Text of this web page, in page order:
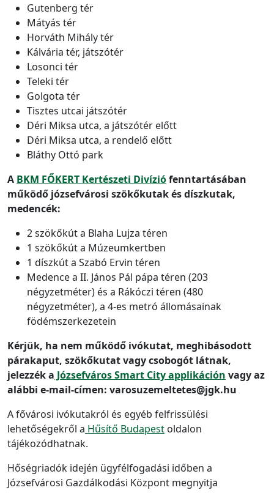
Gutenberg tér
Mátyás tér
Horváth Mihály tér
Kálvária tér, játszótér
Losonci tér
Teleki tér
Golgota tér
Tisztes utcai játszótér
Déri Miksa utca, a játszótér előtt
Déri Miksa utca, a rendelő előtt
Bláthy Ottó park
A BKM FŐKERT Kertészeti Divíziófenntartásában
működő józsefvárosi szökőkutak és díszkutak,
medencék:
2 szökőkút a Blaha Lujza téren
1 szökőkút a Múzeumkertben
1 díszkút a Szabó Ervin téren
Medence a II. János Pál pápa téren (203
négyzetméter) és a Rákóczi téren (480
négyzetméter), a 4-es metró állomásainak
födémszerkezetein
Kérjük, ha nem működő ivókutat, meghibásodott
párakaput, szökőkutat vagy csobogót látnak,
jelezzék a Józsefváros Smart City applikáción vagy az
alábbi e-mail-címen: varosuzemeltetes@jgk.hu
A fővárosi ivókutakról és egyéb felfrissülési
lehetőségekről a Hűsítő Budapest oldalon
tájékozódhatnak.
Hőségriadók idején ügyfélfogadási időben a
Józsefvárosi Gazdálkodási Központ megnyitja